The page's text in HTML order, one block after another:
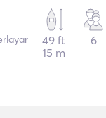
49 ft
15 m
6